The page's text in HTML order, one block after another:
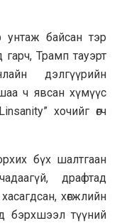
унтаж байсан тэр
Трамп тауэрт
дэлгүүрийн
ч явсан хүмүүс
хочийг өгч
бүх шалтгаан
драфтад
хөгжлийн
бэрхшээл түүний